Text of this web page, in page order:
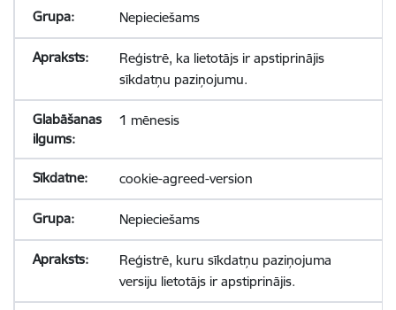
Nepieciešams
Reģistrē, ka lietotājs ir apstiprinājis
sīkdatņu paziņojumu.
1 mēnesis
cookie-agreed-version
Nepieciešams
Reģistrē, kuru sīkdatņu paziņojuma
versiju lietotājs ir apstiprinājis.